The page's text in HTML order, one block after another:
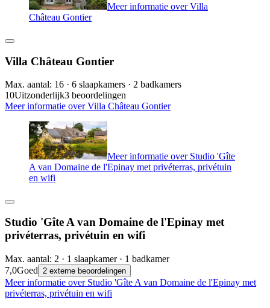
Meer informatie over Villa
Château Gontier
Villa Château Gontier
Max. aantal: 16 · 6 slaapkamers · 2 badkamers
10Uitzonderlijk3 beoordelingen
Meer informatie over Villa Château Gontier
Meer informatie over Studio 'Gîte
A van Domaine de l'Epinay met privéterras, privétuin
en wifi
Studio 'Gîte A van Domaine de l'Epinay met
privéterras, privétuin en wifi
Max. aantal: 2 · 1 slaapkamer · 1 badkamer
7,0Goed 2 externe beoordelingen
Meer informatie over Studio 'Gîte A van Domaine de l'Epinay met
privéterras, privétuin en wifi